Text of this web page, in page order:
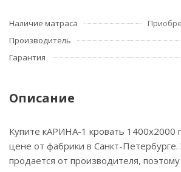
Наличие матраса
Производитель
Гарантия
Описание
Купите кАРИНА-1 кровать 1400х2000
цене от фабрики в Санкт-
продается от производителя,